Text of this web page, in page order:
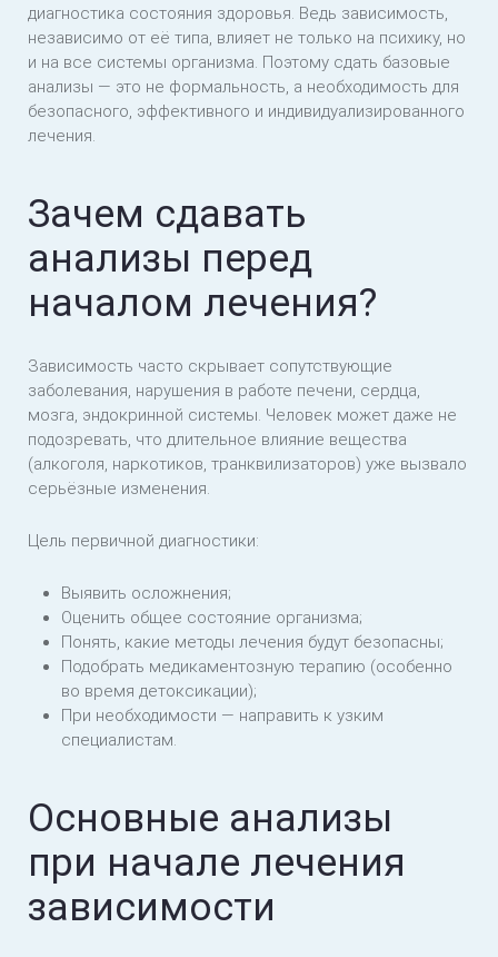
диагностика состояния здоровья. Ведь зависимость,
независимо от её типа, влияет не только на психику, но
и на все системы организма. Поэтому сдать базовые
анализы — это не формальность, а необходимость для
безопасного, эффективного и индивидуализированного
лечения.
Зачем сдавать
анализы перед
началом лечения?
Зависимость часто скрывает сопутствующие
заболевания, нарушения в работе печени, сердца,
мозга, эндокринной системы. Человек может даже не
подозревать, что длительное влияние вещества
(алкоголя, наркотиков, транквилизаторов) уже вызвало
серьёзные изменения.
Цель первичной диагностики:
Выявить осложнения;
Оценить общее состояние организма;
Понять, какие методы лечения будут безопасны;
Подобрать медикаментозную терапию (особенно
во время детоксикации);
При необходимости — направить к узким
специалистам.
Основные анализы
при начале лечения
зависимости